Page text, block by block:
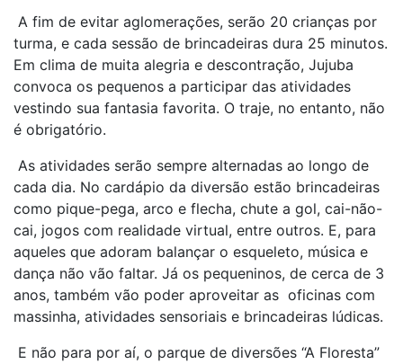
A fim de evitar aglomerações, serão 20 crianças por
turma, e cada sessão de brincadeiras dura 25 minutos.
Em clima de muita alegria e descontração, Jujuba
convoca os pequenos a participar das atividades
vestindo sua fantasia favorita. O traje, no entanto, não
é obrigatório.
As atividades serão sempre alternadas ao longo de
cada dia. No cardápio da diversão estão brincadeiras
como pique-pega, arco e flecha, chute a gol, cai-não-
cai, jogos com realidade virtual, entre outros. E, para
aqueles que adoram balançar o esqueleto, música e
dança não vão faltar. Já os pequeninos, de cerca de 3
anos, também vão poder aproveitar as oficinas com
massinha, atividades sensoriais e brincadeiras lúdicas.
E não para por aí, o parque de diversões “A Floresta”